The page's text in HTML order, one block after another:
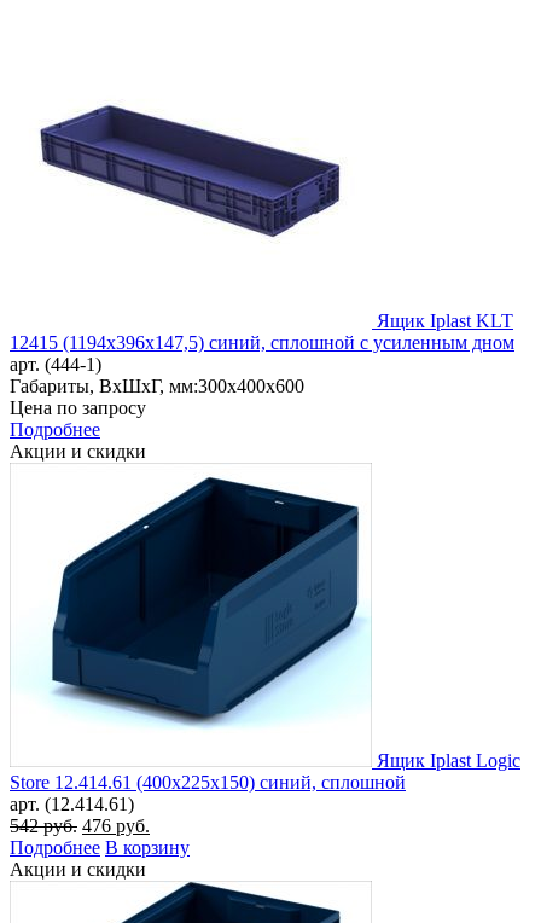
Ящик Iplast KLT
12415 (1194х396х147,5) синий, сплошной с усиленным дном
арт. (444-1)
Габариты, ВxШxГ, мм:300x400x600
Цена по запросу
Подробнее
Акции и скидки
Ящик Iplast Logic
Store 12.414.61 (400х225х150) синий, сплошной
арт. (12.414.61)
542руб. Первоначальная
цена
составляла
476 руб.
цена:
Подробнее В корзину
Акции и скидки